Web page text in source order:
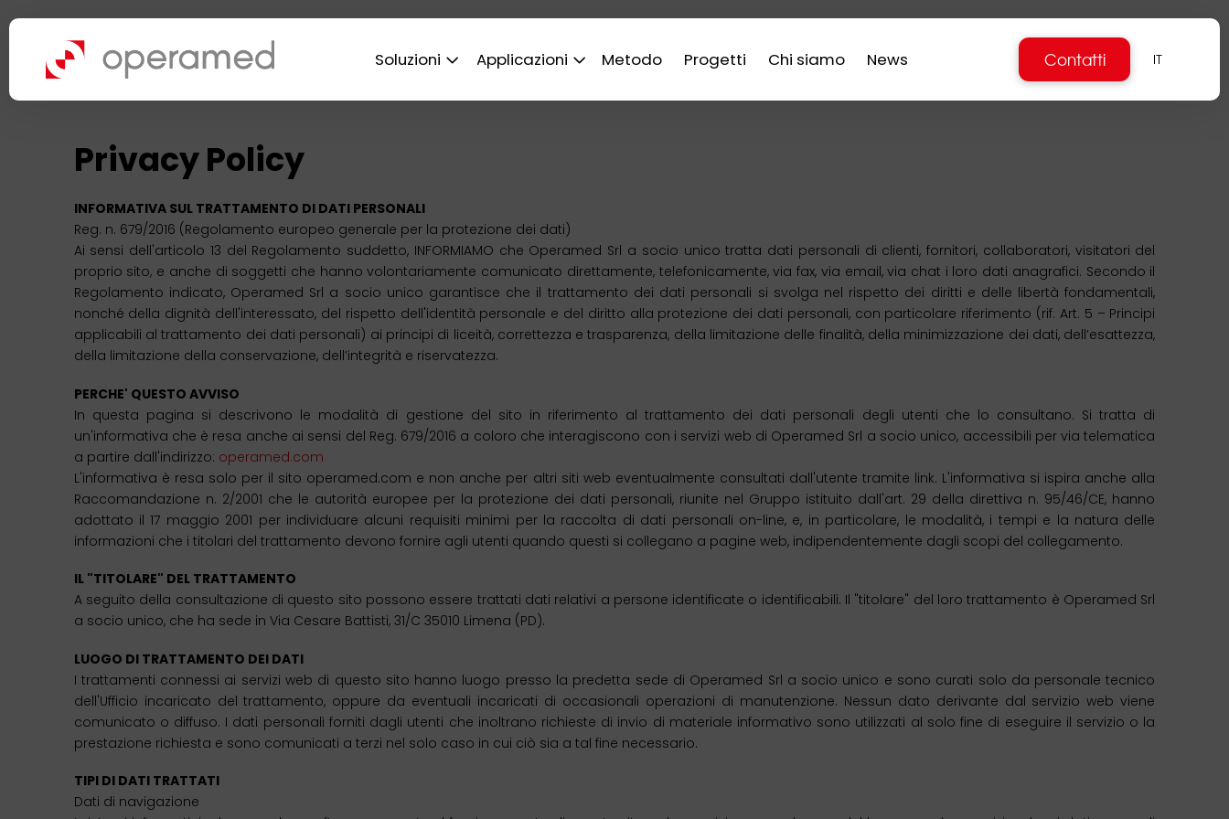
Soluzioni Applicazioni Metodo Progetti Chi siamo News Contatti IT
Privacy Policy
INFORMATIVA SUL TRATTAMENTO DI DATI PERSONALI
Reg. n. 679/2016 (Regolamento europeo generale per la protezione dei dati)
Ai sensi dell'articolo 13 del Regolamento suddetto, INFORMIAMO che Operamed Srl a socio unico tratta dati personali di clienti, fornitori, collaboratori, visitatori del
proprio sito, e anche di soggetti che hanno volontariamente comunicato direttamente, telefonicamente, via fax, via email, via chat i loro dati anagrafici. Secondo il
Regolamento indicato, Operamed Srl a socio unico garantisce che il trattamento dei dati personali si svolga nel rispetto dei diritti e delle libertà fondamentali,
nonché della dignità dell'interessato, del rispetto dell'identità personale e del diritto alla protezione dei dati personali, con particolare riferimento (rif. Art. 5 – Principi
applicabili al trattamento dei dati personali) ai principi di liceità, correttezza e trasparenza, della limitazione delle finalità, della minimizzazione dei dati, dell’esattezza,
della limitazione della conservazione, dell’integrità e riservatezza.
PERCHE' QUESTO AVVISO
In questa pagina si descrivono le modalità di gestione del sito in riferimento al trattamento dei dati personali degli utenti che lo consultano. Si tratta di
un'informativa che è resa anche ai sensi del Reg. 679/2016 a coloro che interagiscono con i servizi web di Operamed Srl a socio unico, accessibili per via telematica
a partire dall'indirizzo: operamed.com
L'informativa è resa solo per il sito operamed.com e non anche per altri siti web eventualmente consultati dall'utente tramite link. L'informativa si ispira anche alla
Raccomandazione n. 2/2001 che le autorità europee per la protezione dei dati personali, riunite nel Gruppo istituito dall'art. 29 della direttiva n. 95/46/CE, hanno
adottato il 17 maggio 2001 per individuare alcuni requisiti minimi per la raccolta di dati personali on-line, e, in particolare, le modalità, i tempi e la natura delle
informazioni che i titolari del trattamento devono fornire agli utenti quando questi si collegano a pagine web, indipendentemente dagli scopi del collegamento.
IL "TITOLARE" DEL TRATTAMENTO
A seguito della consultazione di questo sito possono essere trattati dati relativi a persone identificate o identificabili. Il "titolare" del loro trattamento è Operamed Srl
a socio unico, che ha sede in Via Cesare Battisti, 31/C 35010 Limena (PD).
LUOGO DI TRATTAMENTO DEI DATI
I trattamenti connessi ai servizi web di questo sito hanno luogo presso la predetta sede di Operamed Srl a socio unico e sono curati solo da personale tecnico
dell'Ufficio incaricato del trattamento, oppure da eventuali incaricati di occasionali operazioni di manutenzione. Nessun dato derivante dal servizio web viene
comunicato o diffuso. I dati personali forniti dagli utenti che inoltrano richieste di invio di materiale informativo sono utilizzati al solo fine di eseguire il servizio o la
prestazione richiesta e sono comunicati a terzi nel solo caso in cui ciò sia a tal fine necessario.
TIPI DI DATI TRATTATI
Dati di navigazione